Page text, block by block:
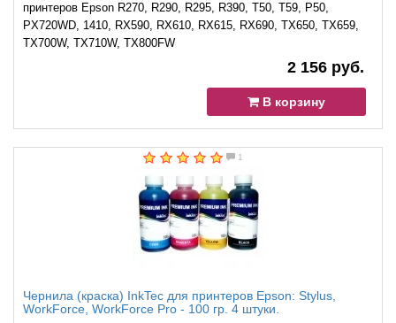
принтеров Epson R270, R290, R295, R390, T50, T59, P50,
PX720WD, 1410, RX590, RX610, RX615, RX690, TX650, TX659,
TX700W, TX710W, TX800FW
2 156 руб.
В корзину
1
Чернила (краска) InkTec для принтеров Epson: Stylus,
WorkForce, WorkForce Pro - 100 гр. 4 штуки.